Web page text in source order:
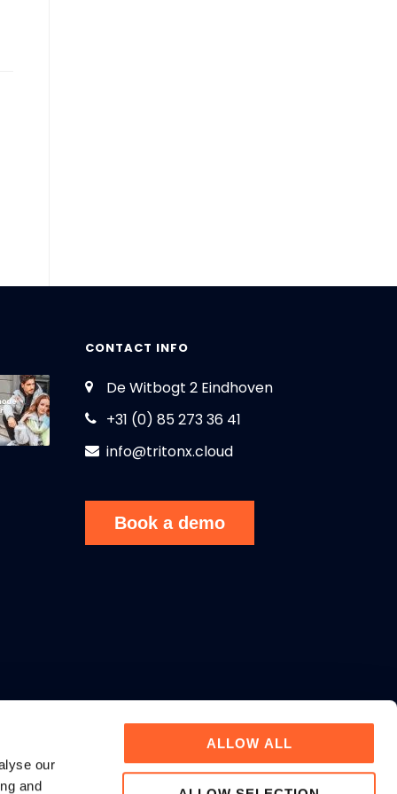
our
and
ALLOW ALL
CONTACT INFO
De Witbogt 2 Eindhoven
+31 (0) 85 273 36 41
info@tritonx.cloud
Book a demo